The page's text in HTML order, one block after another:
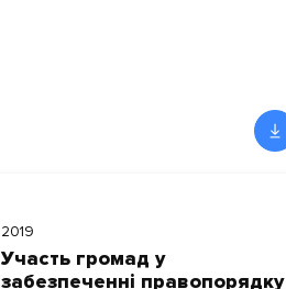
2019
Участь громад у
забезпеченні правопорядку